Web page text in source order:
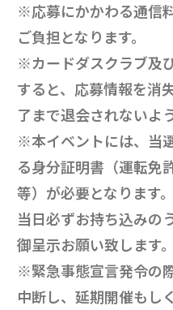
※応募にかかわる通信
ご負担となります。
※カードダスクラブ及
すると、応募情報を消
了まで退会されないよ
※本イベントには、当
る身分証明書（運転免
等）が必要となります。
当日必ずお持ち込みの
御呈示お願い致します。
※緊急事態宣言発令の
中断し、延期開催もし